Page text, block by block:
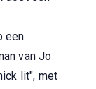
een
van Jo
lit", met